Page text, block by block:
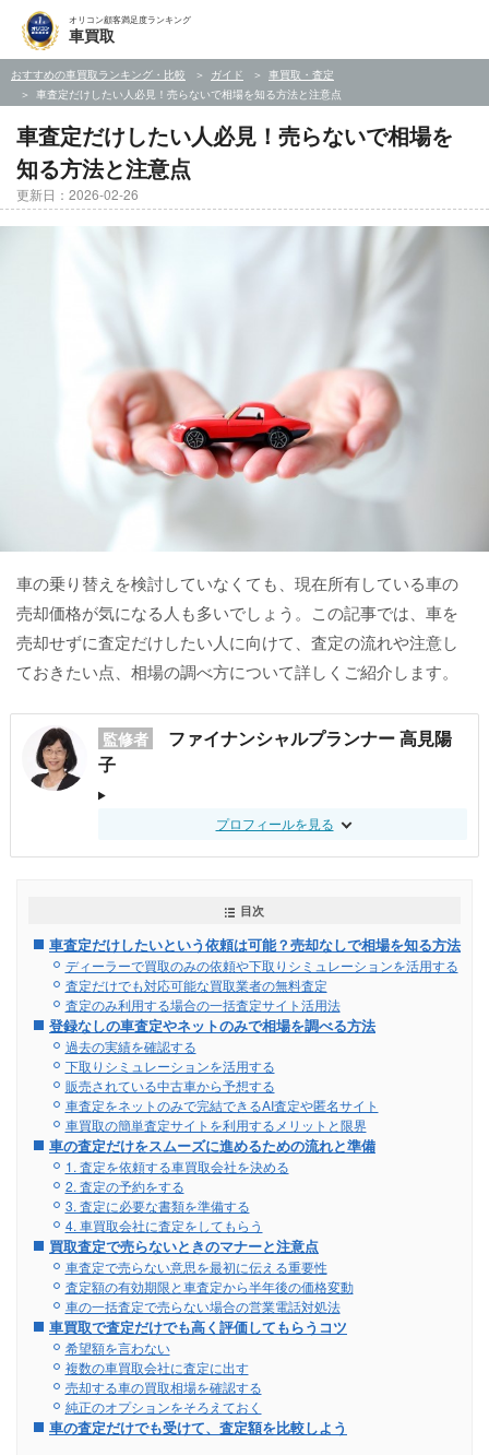
オリコン顧客満足度ランキング
車買取
おすすめの車買取ランキング・比較 ガイド
車買取・査定
車査定だけしたい人必見！売らないで相場を知る方法と注意点
車査定だけしたい人必見！売らないで相場を
知る方法と注意点
更新日：2026-02-26
車の乗り替えを検討していなくても、現在所有している車の
売却価格が気になる人も多いでしょう。この記事では、車を
売却せずに査定だけしたい人に向けて、査定の流れや注意し
ておきたい点、相場の調べ方について詳しくご紹介します。
監修者
ファイナンシャルプランナー 高見陽
子
プロフィールを見る
目次
車査定だけしたいという依頼は可能？売却なしで相場を知る方法
ディーラーで買取のみの依頼や下取りシミュレーションを活用する
査定だけでも対応可能な買取業者の無料査定
査定のみ利用する場合の一括査定サイト活用法
登録なしの車査定やネットのみで相場を調べる方法
過去の実績を確認する
下取りシミュレーションを活用する
販売されている中古車から予想する
車査定をネットのみで完結できるAI査定や匿名サイト
車買取の簡単査定サイトを利用するメリットと限界
車の査定だけをスムーズに進めるための流れと準備
1. 査定を依頼する車買取会社を決める
2. 査定の予約をする
3. 査定に必要な書類を準備する
4. 車買取会社に査定をしてもらう
買取査定で売らないときのマナーと注意点
車査定で売らない意思を最初に伝える重要性
査定額の有効期限と車査定から半年後の価格変動
車の一括査定で売らない場合の営業電話対処法
車買取で査定だけでも高く評価してもらうコツ
希望額を言わない
複数の車買取会社に査定に出す
売却する車の買取相場を確認する
純正のオプションをそろえておく
車の査定だけでも受けて、査定額を比較しよう